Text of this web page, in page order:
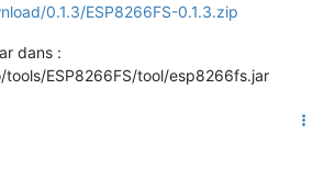
0.1.3/ESP8266FS-0.1.3.zip
dans :
tools/ESP8266FS/tool/esp8266fs.jar